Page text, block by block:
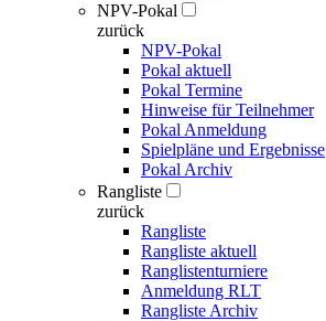
NPV-Pokal
zurück
NPV-Pokal
Pokal aktuell
Pokal Termine
Hinweise für Teilnehmer
Pokal Anmeldung
Spielpläne und Ergebnisse
Pokal Archiv
Rangliste
zurück
Rangliste
Rangliste aktuell
Ranglistenturniere
Anmeldung RLT
Rangliste Archiv